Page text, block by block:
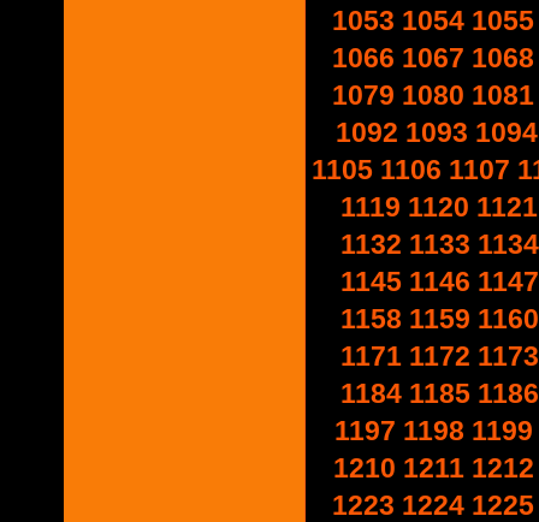
1053 1054 1055
1066 1067 1068
1079 1080 1081
1092 1093 1094
1105 1106 1107
1119 1120 1121
1132 1133 1134
1145 1146 1147
1158 1159 1160
1171 1172 1173
1184 1185 1186
1197 1198 1199
1210 1211 1212
1223 1224 1225